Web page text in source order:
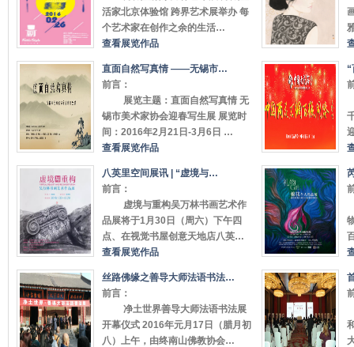
活家北京体验馆 跨界艺术展举办 每
个艺术家在创作之余的生活…
查看展览作品
直面自然写真情 ——无锡市…
前言：
展览主题：直面自然写真情 无
锡市美术家协会迎春写生展 展览时
间：2016年2月21日-3月6日 …
查看展览作品
八英里空间展讯 | “虚境与…
前言：
虚境与重构吴万林书画艺术作
品展将于1月30日（周六）下午四
点、在视觉书屋创意天地店八英…
查看展览作品
丝路佛缘之善导大师法语书法…
前言：
净土世界善导大师法语书法展
开幕仪式 2016年元月17日（腊月初
八）上午，由终南山佛教协会…